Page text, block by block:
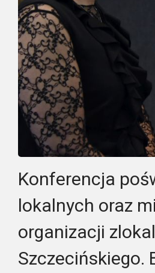
Konferencja
lokalnych oraz
organizacji
Szczecińskiego.